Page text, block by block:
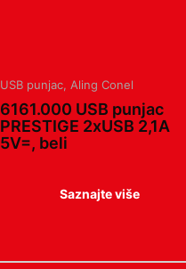
USB punjac, Aling Conel
6161.000 USB punjac
PRESTIGE 2xUSB 2,1A
5V=, beli
Saznajte više